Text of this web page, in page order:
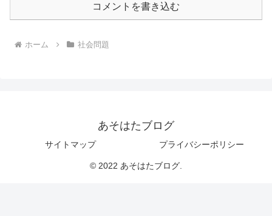
コメントを書き込む
ホーム 社会問題
あそはたブログ
サイトマップ プライバシーポリシー
© 2022 あそはたブログ.